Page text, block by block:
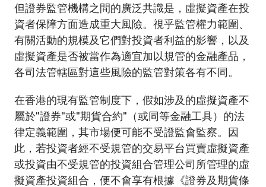
但證券監管機構之間的廣泛共識是，虛擬資產在投
資者保障方面造成重大風險。視乎監管權力範圍、
有關活動的規模及它們對投資者利益的影響，以及
虛擬資產是否被當作為適宜加以規管的金融產品，
各司法管轄區對這些風險的監管對策各有不同。
在香港的現有監管制度下，假如涉及的虛擬資產不
屬於"證券"或"期貨合約"（或同等金融工具）的法
律定義範圍，其市場便可能不受證監會監察。因
此，若投資者經不受規管的交易平台買賣虛擬資產
或投資由不受規管的投資組合管理公司所管理的虛
擬資產投資組合，便不會享有根據《證券及期貨條